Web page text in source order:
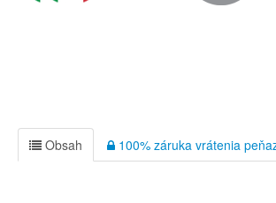
Obsah 100% záruka vrátenia